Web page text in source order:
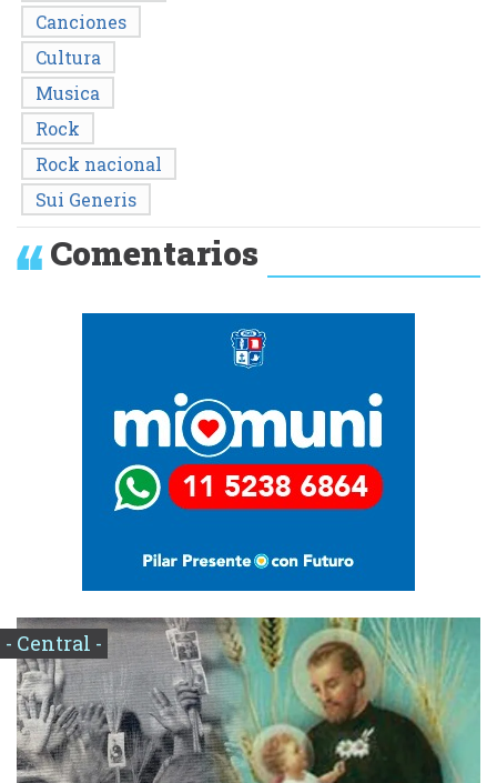
Canciones
Cultura
Musica
Rock
Rock nacional
Sui Generis
Comentarios
- Central -